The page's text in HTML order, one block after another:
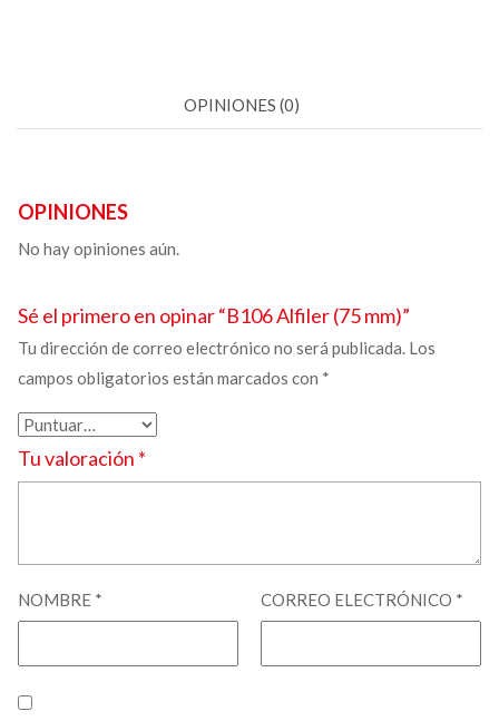
OPINIONES (0)
OPINIONES
No hay opiniones aún.
Sé el primero en opinar “B106Alfiler(75 mm)”
Tu dirección de correo electrónico no será publicada. Los
campos obligatorios están marcados con *
Tu valoración *
NOMBRE * CORREO ELECTRÓNICO *